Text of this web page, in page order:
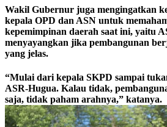
Wakil Gubernur juga mengingatkan
kepala OPD dan ASN untuk
kepemimpinan daerah saat ini, yaitu
menyayangkan jika pembangunan
yang jelas.
“Mulai dari kepala SKPD sampai
ASR-Hugua. Kalau tidak,
saja, tidak paham arahnya,” katanya.